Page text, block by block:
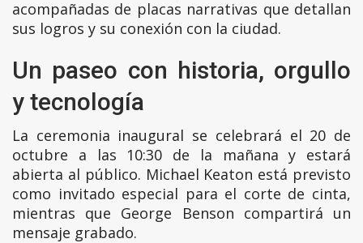
acompañadas de placas narrativas que detallan
sus logros y su conexión con la ciudad.
Un paseo con historia, orgullo
y tecnología
La ceremonia inaugural se celebrará el 20 de
octubre a las 10:30 de la mañana y estará
abierta al público. Michael Keaton está previsto
como invitado especial para el corte de cinta,
mientras que George Benson compartirá un
mensaje grabado.